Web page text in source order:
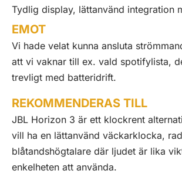
Tydlig display, lättanvänd integration
EMOT
Vi hade velat kunna ansluta
att vi vaknar till ex. vald spotifylista,
trevligt med batteridrift.
REKOMMENDERAS TILL
JBL Horizon 3 är ett klockrent
vill ha en lättanvänd väckarklocka,
blåtandshögtalare där ljudet är lika
enkelheten att använda.